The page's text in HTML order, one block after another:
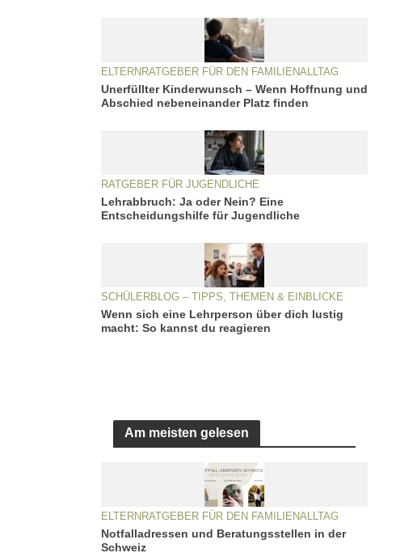
ELTERNRATGEBER FÜR DEN FAMILIENALLTAG
Unerfüllter Kinderwunsch – Wenn Hoffnung und
Abschied nebeneinander Platz finden
RATGEBER FÜR JUGENDLICHE
Lehrabbruch: Ja oder Nein? Eine
Entscheidungshilfe für Jugendliche
SCHÜLERBLOG – TIPPS, THEMEN & EINBLICKE
Wenn sich eine Lehrperson über dich lustig
macht: So kannst du reagieren
Am meisten gelesen
ELTERNRATGEBER FÜR DEN FAMILIENALLTAG
Notfalladressen und Beratungsstellen in der
Schweiz